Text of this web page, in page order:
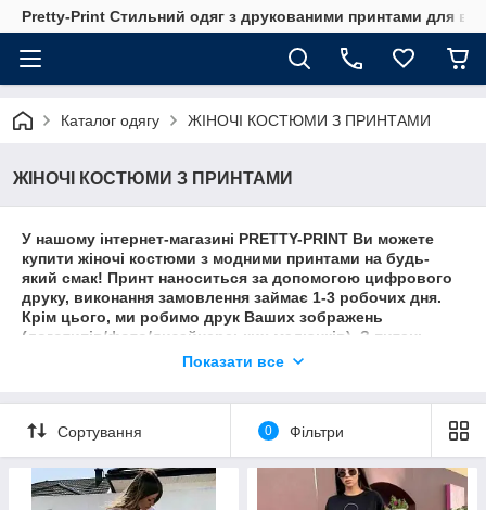
Pretty-Print Стильний одяг з друкованими принтами для
Каталог одягу ЖІНОЧІ КОСТЮМИ З ПРИНТАМИ
ЖІНОЧІ КОСТЮМИ З ПРИНТАМИ
У нашому інтернет-магазині PRETTY-PRINT Ви можете
купити жіночі костюми з модними принтами на будь-
який смак! Принт наноситься за допомогою цифрового
друку, виконання замовлення займає 1-3 робочих дня.
Крім цього, ми робимо друк Ваших зображень
(логотипів/фото/дизайнерських малюнків). З питань
співпраці звертайтесь до менеджера.
Показати все
Сортування 0 Фільтри